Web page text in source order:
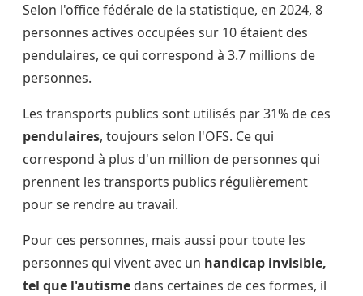
Selon l'office fédérale de la statistique, en 2024, 8
personnes actives occupées sur 10 étaient des
pendulaires, ce qui correspond à 3.7 millions de
personnes.
Les transports publics sont utilisés par 31% de ces
pendulaires, toujours selon l'OFS. Ce qui
correspond à plus d'un million de personnes qui
prennent les transports publics régulièrement
pour se rendre au travail.
Pour ces personnes, mais aussi pour toute les
personnes qui vivent avec un handicap invisible,
tel que l'autisme dans certaines de ces formes, il